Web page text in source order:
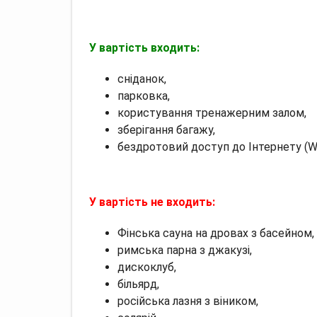
У вартість входить:
сніданок,
парковка,
користування тренажерним залом,
зберігання багажу,
бездротовий доступ до Інтернету
У вартість не входить:
Фінська сауна на дровах з басейном,
римська парна з джакузі,
дискоклуб,
більярд,
російська лазня з віником,